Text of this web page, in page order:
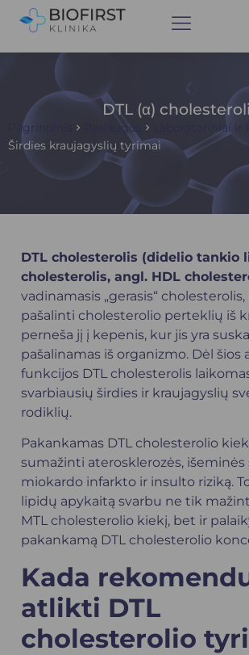
DTL (α)
Pagrindinis Paslaugos
Laboratoriniai ir
Širdies kraujagyslių tyrimai
DTL cholesterolis (didelio tankio
cholesterolis, angl. HDL
vadinamasis „gerasis“
pašalinti cholesterolio perteklių iš
perneša jį į kepenis, kur jis yra
pašalinamas iš organizmo. Dėl šios
funkcijos DTL cholesterolis
svarbiausių širdies ir kraujagyslių
rodiklių.
Pakankamas DTL cholesterolio
sumažinti aterosklerozės, išeminės
miokardo infarkto ir insulto riziką.
lipidų apykaitą svarbu ne tik
MTL cholesterolio kiekį, bet ir
pakankamą DTL cholesterolio
Kada
atlikti DTL
cholesterolio